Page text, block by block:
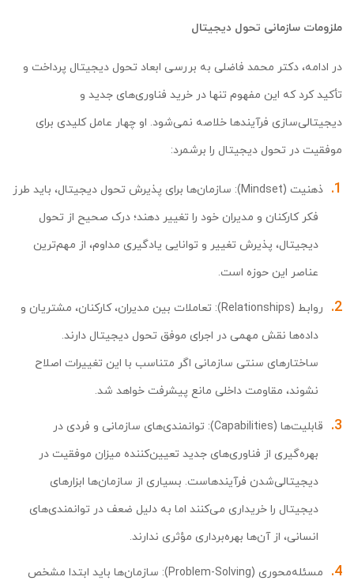
ملزومات سازمانی تحول دیجیتال
در ادامه، دکتر محمد فاضلی به بررسی ابعاد تحول دیجیتال پرداخت و
تأکید کرد که این مفهوم تنها در خرید فناوری‌های جدید و
دیجیتالی‌سازی فرآیندها خلاصه نمی‌شود. او چهار عامل کلیدی برای
موفقیت در تحول دیجیتال را برشمرد:
ذهنیت ‌(Mindset): سازمان‌ها برای پذیرش تحول دیجیتال، باید طرز
فکر کارکنان و مدیران خود را تغییر دهند؛ درک صحیح از تحول
دیجیتال، پذیرش تغییر و توانایی یادگیری مداوم، از مهم‌ترین
عناصر این حوزه است.
روابط ‌(Relationships): تعاملات بین مدیران، کارکنان، مشتریان و
داده‌ها نقش مهمی در اجرای موفق تحول دیجیتال دارند.
ساختارهای سنتی سازمانی اگر متناسب با این تغییرات اصلاح
نشوند، مقاومت داخلی مانع پیشرفت خواهد شد.
قابلیت‌ها ‌(Capabilities): توانمندی‌های سازمانی و فردی در
بهره‌گیری از فناوری‌های جدید تعیین‌کننده میزان موفقیت در
دیجیتالی‌شدن فرآیندهاست. بسیاری از سازمان‌ها ابزارهای
دیجیتال را خریداری می‌کنند اما به دلیل ضعف در توانمندی‌های
انسانی، از آن‌ها بهره‌برداری مؤثری ندارند.
مسئله‌محوری ‌(Problem-Solving): سازمان‌ها باید ابتدا مشخص